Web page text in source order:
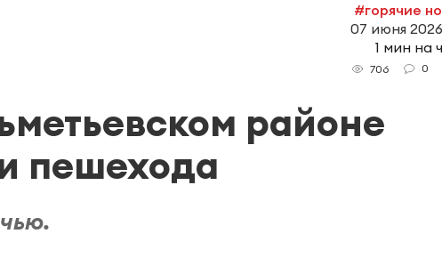
#горячие
07 июня
1 мин на
706 0
районе
пешехода